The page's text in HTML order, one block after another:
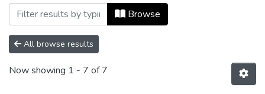
Browse
All browse results
Now showing 1 - 7 of 7